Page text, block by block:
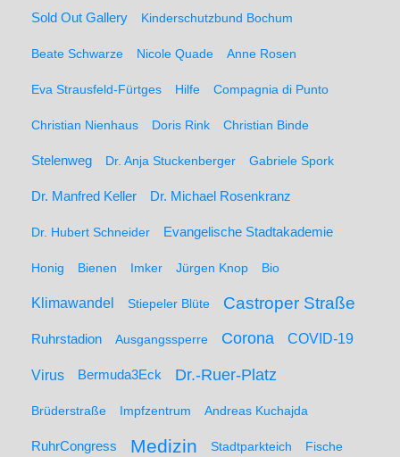
Sold Out Gallery Kinderschutzbund Bochum
Beate Schwarze Nicole Quade Anne Rosen
Eva Strausfeld-Fürtges Hilfe Compagnia di Punto
Christian Nienhaus Doris Rink Christian Binde
Stelenweg Dr. Anja Stuckenberger Gabriele Spork
Dr. Manfred Keller Dr. Michael Rosenkranz
Dr. Hubert Schneider Evangelische Stadtakademie
Honig Bienen Imker Jürgen Knop Bio
Klimawandel Stiepeler Blüte Castroper Straße
Ruhrstadion Ausgangssperre Corona COVID-19
Virus Bermuda3Eck Dr.-Ruer-Platz
Brüderstraße Impfzentrum Andreas Kuchajda
RuhrCongress Medizin Stadtparkteich Fische